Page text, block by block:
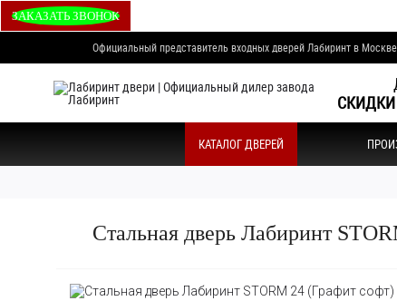
ЗАКАЗАТЬ ЗВОНОК
Официальный представитель входных дверей Лабиринт в
СКИДКИ
КАТАЛОГ ДВЕРЕЙ
Стальная дверь Лабиринт